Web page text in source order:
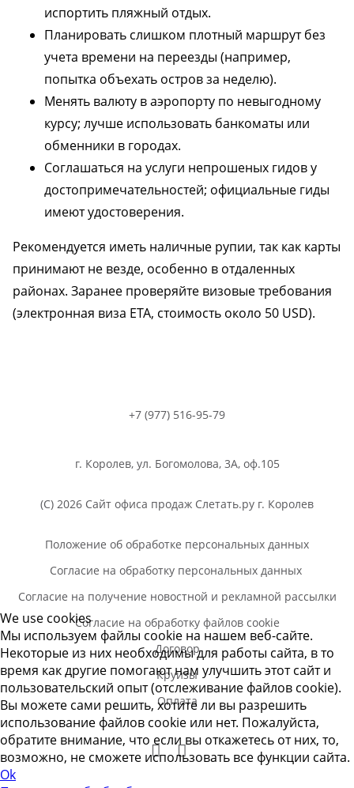
испортить пляжный отдых.
Планировать слишком плотный маршрут без
учета времени на переезды (например,
попытка объехать остров за неделю).
Менять валюту в аэропорту по невыгодному
курсу; лучше использовать банкоматы или
обменники в городах.
Соглашаться на услуги непрошеных гидов у
достопримечательностей; официальные гиды
имеют удостоверения.
Рекомендуется иметь наличные рупии, так как карты
принимают не везде, особенно в отдаленных
районах. Заранее проверяйте визовые требования
(электронная виза ETA, стоимость около 50 USD).
+7 (977) 516-95-79
г. Королев, ул. Богомолова, 3А, оф.105
(C) 2026 Сайт офиса продаж Слетать.ру г. Королев
Положение об обработке персональных данных
Согласие на обработку персональных данных
Согласие на получение новостной и рекламной рассылки
Согласие на обработку файлов cookie
Договор
Круизы
Оплата
We use cookies
Мы используем файлы cookie на нашем веб-сайте.
Некоторые из них необходимы для работы сайта, в то
время как другие помогают нам улучшить этот сайт и
пользовательский опыт (отслеживание файлов cookie).
Вы можете сами решить, хотите ли вы разрешить
использование файлов cookie или нет. Пожалуйста,
обратите внимание, что если вы откажетесь от них, то,
возможно, не сможете использовать все функции сайта.
Ok